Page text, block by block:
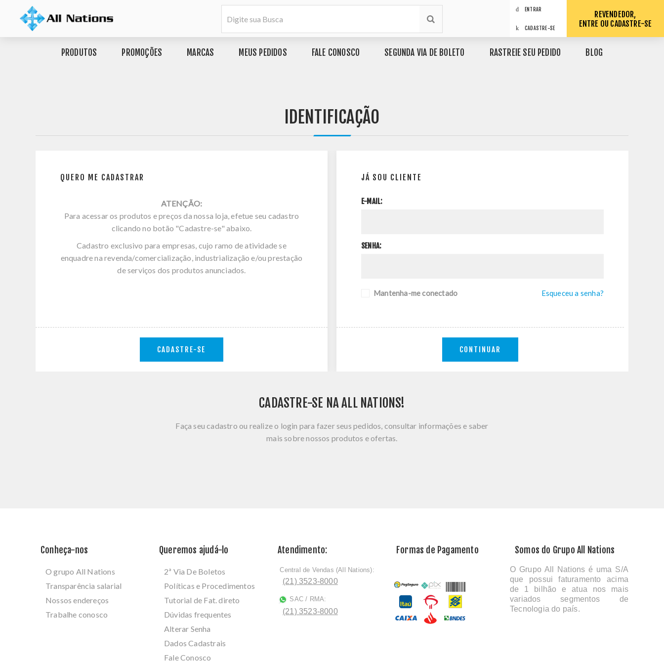
ENTRAR
CADASTRE-SE
REVENDEDOR,
ENTRE OU CADASTRE-SE
PRODUTOS PROMOÇÕES MARCAS MEUS PEDIDOS FALE CONOSCO SEGUNDA VIA DE BOLETO RASTREIE SEU PEDIDO BLOG
IDENTIFICAÇÃO
QUERO ME CADASTRAR
ATENÇÃO:
Para acessar os produtos e preços da nossa loja, efetue seu cadastro
clicando no botão "Cadastre-se" abaixo.
Cadastro exclusivo para empresas, cujo ramo de atividade se
enquadre na revenda/comercialização, industrialização e/ou prestação
de serviços dos produtos anunciados.
CADASTRE-SE
JÁ SOU CLIENTE
E-MAIL:
SENHA:
Mantenha-me conectado Esqueceu a senha?
CONTINUAR
CADASTRE-SE NA ALL NATIONS!
Faça seu cadastro ou realize o login para fazer seus pedidos, consultar informações e saber
mais sobre nossos produtos e ofertas.
Conheça-nos
O grupo All Nations
Transparência salarial
Nossos endereços
Trabalhe conosco
Queremos ajudá-lo
2ª Via De Boletos
Políticas e Procedimentos
Tutorial de Fat. direto
Dúvidas frequentes
Alterar Senha
Dados Cadastrais
Fale Conosco
Atendimento:
ﾠCentral de Vendas (All Nations):
(21) 3523-8000
SAC / RMA:
(21) 3523-8000
Formas de Pagamento Somos do Grupo All Nations
O Grupo All Nations é uma S/A
que possui faturamento acima
de 1 bilhão e atua nos mais
variados segmentos de
Tecnologia do país.